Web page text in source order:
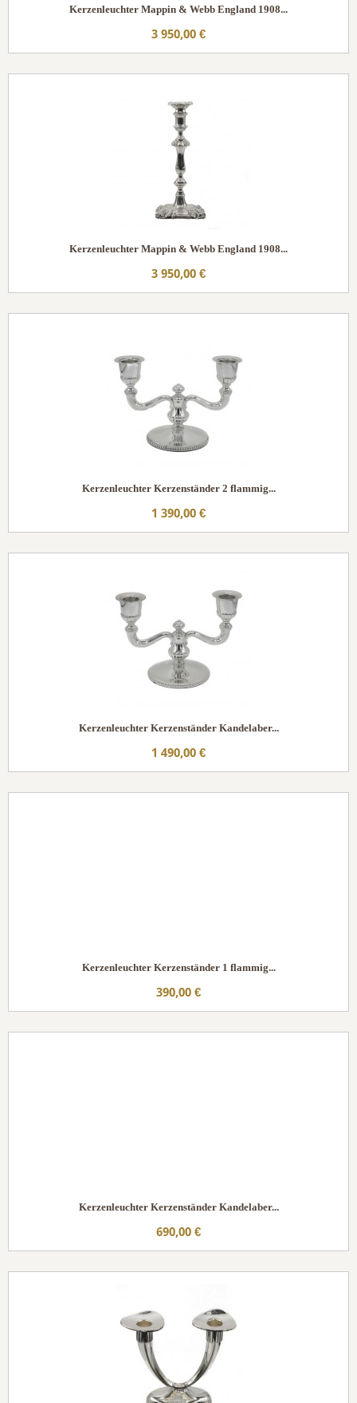
Kerzenleuchter Mappin & Webb England 1908...
3 950,00 €
Kerzenleuchter Mappin & Webb England 1908...
3 950,00 €
Kerzenleuchter Kerzenständer 2 flammig...
1 390,00 €
Kerzenleuchter Kerzenständer Kandelaber...
1 490,00 €
Kerzenleuchter Kerzenständer 1 flammig...
390,00 €
Kerzenleuchter Kerzenständer Kandelaber...
690,00 €